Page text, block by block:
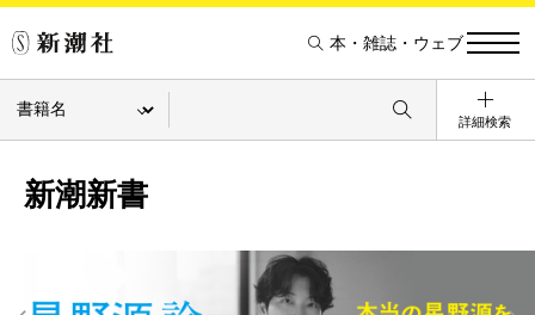
本・雑誌・ウェブ
詳細検索
新潮新書